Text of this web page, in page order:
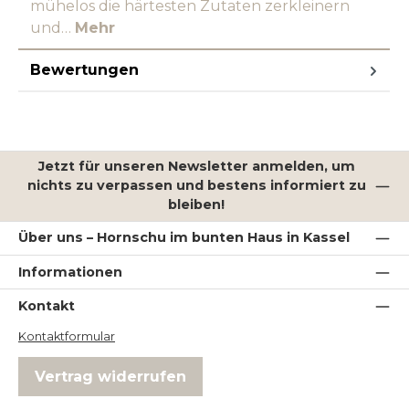
mühelos die härtesten Zutaten zerkleinern
und… Mehr
Bewertungen
Jetzt für unseren Newsletter anmelden, um
nichts zu verpassen und bestens informiert zu
bleiben!
Über uns – Hornschu im bunten Haus in Kassel
Informationen
Kontakt
Kontaktformular
Vertrag widerrufen